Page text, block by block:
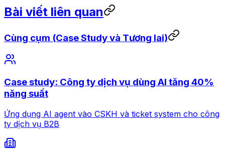
Bài viết liên quan
Cùng cụm (Case Study và Tương lai)
Case study: Công ty dịch vụ dùng AI tăng 40%
năng suất
Ứng dụng AI agent vào CSKH và ticket system cho công
ty dịch vụ B2B